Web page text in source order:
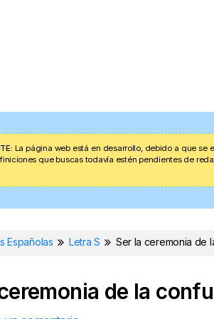
La página web está en desarrollo, debido a que
que buscas todavía estén pendientes de
Españolas Letra S Ser la ceremonia de
de la